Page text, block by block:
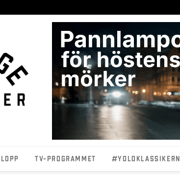
Lopp TV-programmet #YOLOKLASSIKERN